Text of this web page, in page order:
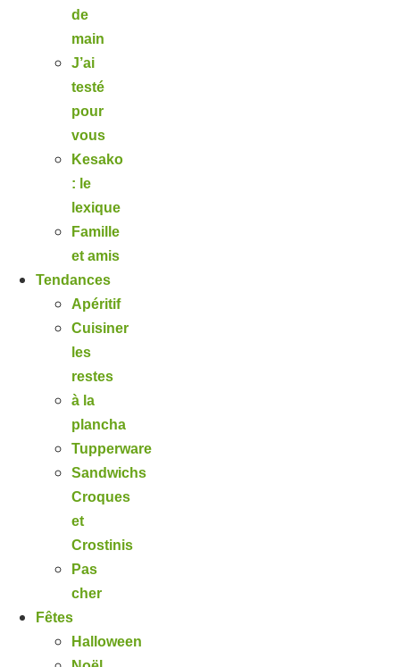
de
main
J’ai
testé
pour
vous
Kesako
: le
lexique
Famille
et amis
Tendances
Apéritif
Cuisiner
les
restes
à la
plancha
Tupperware
Sandwichs
Croques
et
Crostinis
Pas
cher
Fêtes
Halloween